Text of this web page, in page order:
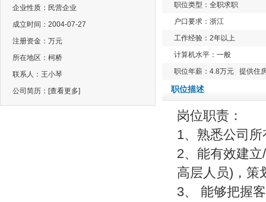
企业性质：民营企业
成立时间：2004-07-27
注册资金：万元
所在地区：柯桥
联系人：王小琴
公司简历： [查看更多]
职位类型：全职求职
户口要求：浙江
工作经验：2年以上
计算机水平：一般
职位年薪：4.8万元 提供住
职位描述
岗位职责：
1、熟悉公司
2、能有效建
高层人员)，策
3、 能够把握